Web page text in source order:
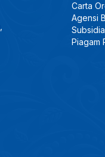
Carta
Agensi
Piagam